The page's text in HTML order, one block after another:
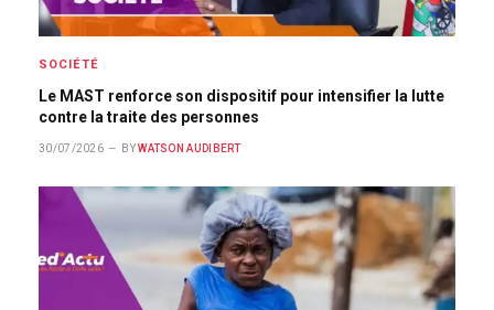
SOCIÉTÉ
Le MAST renforce son dispositif pour intensifier la lutte
contre la traite des personnes
30/07/2026 BY WATSON AUDIBERT